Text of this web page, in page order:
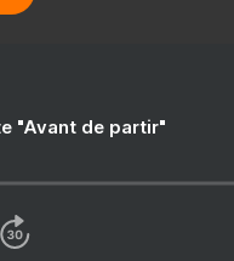
"Avant de partir"